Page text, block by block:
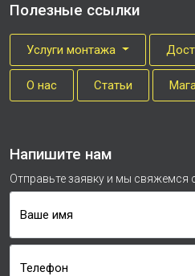
Полезные ссылки
Услуги монтажа
О нас Cтатьи
Напишите нам
Отправьте заявку и мы свяжемся
Ваше имя
Телефон